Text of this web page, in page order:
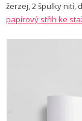
žerzej, 2 špulky nití,
papírový střih ke